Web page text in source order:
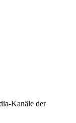
Kanäle der